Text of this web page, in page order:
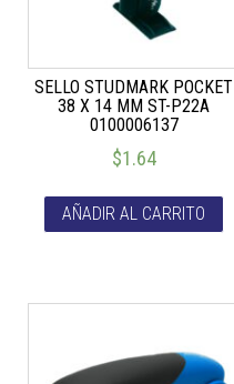
SELLO STUDMARK POCKET
38 X 14 MM ST-P22A
0100006137
$1.64
AÑADIR AL CARRITO